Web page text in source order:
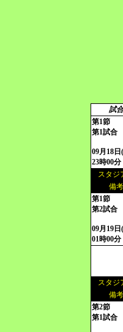
試合
第1節
第1試合
09月18日
23時00分
スタジ
備考
第1節
第2試合
09月19日
01時00分
スタジ
備考
第2節
第1試合